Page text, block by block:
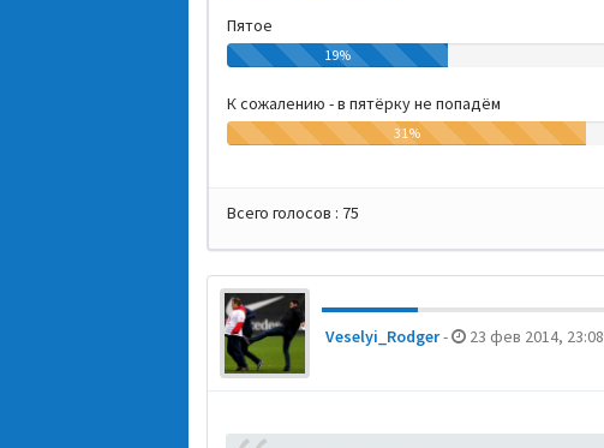
Пятое
19%
К сожалению - в пятёрку не попадём
31%
Всего голосов : 75
Veselyi_Rodger- 23 фев 2014, 23:08